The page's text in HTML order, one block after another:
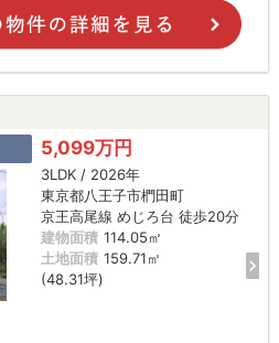
5,099万円
3LDK / 2026年
東京都八王子市椚田町
京王高尾線 めじろ台 徒歩20分
建物面積 114.05㎡
土地面積 159.71㎡
(48.31坪)